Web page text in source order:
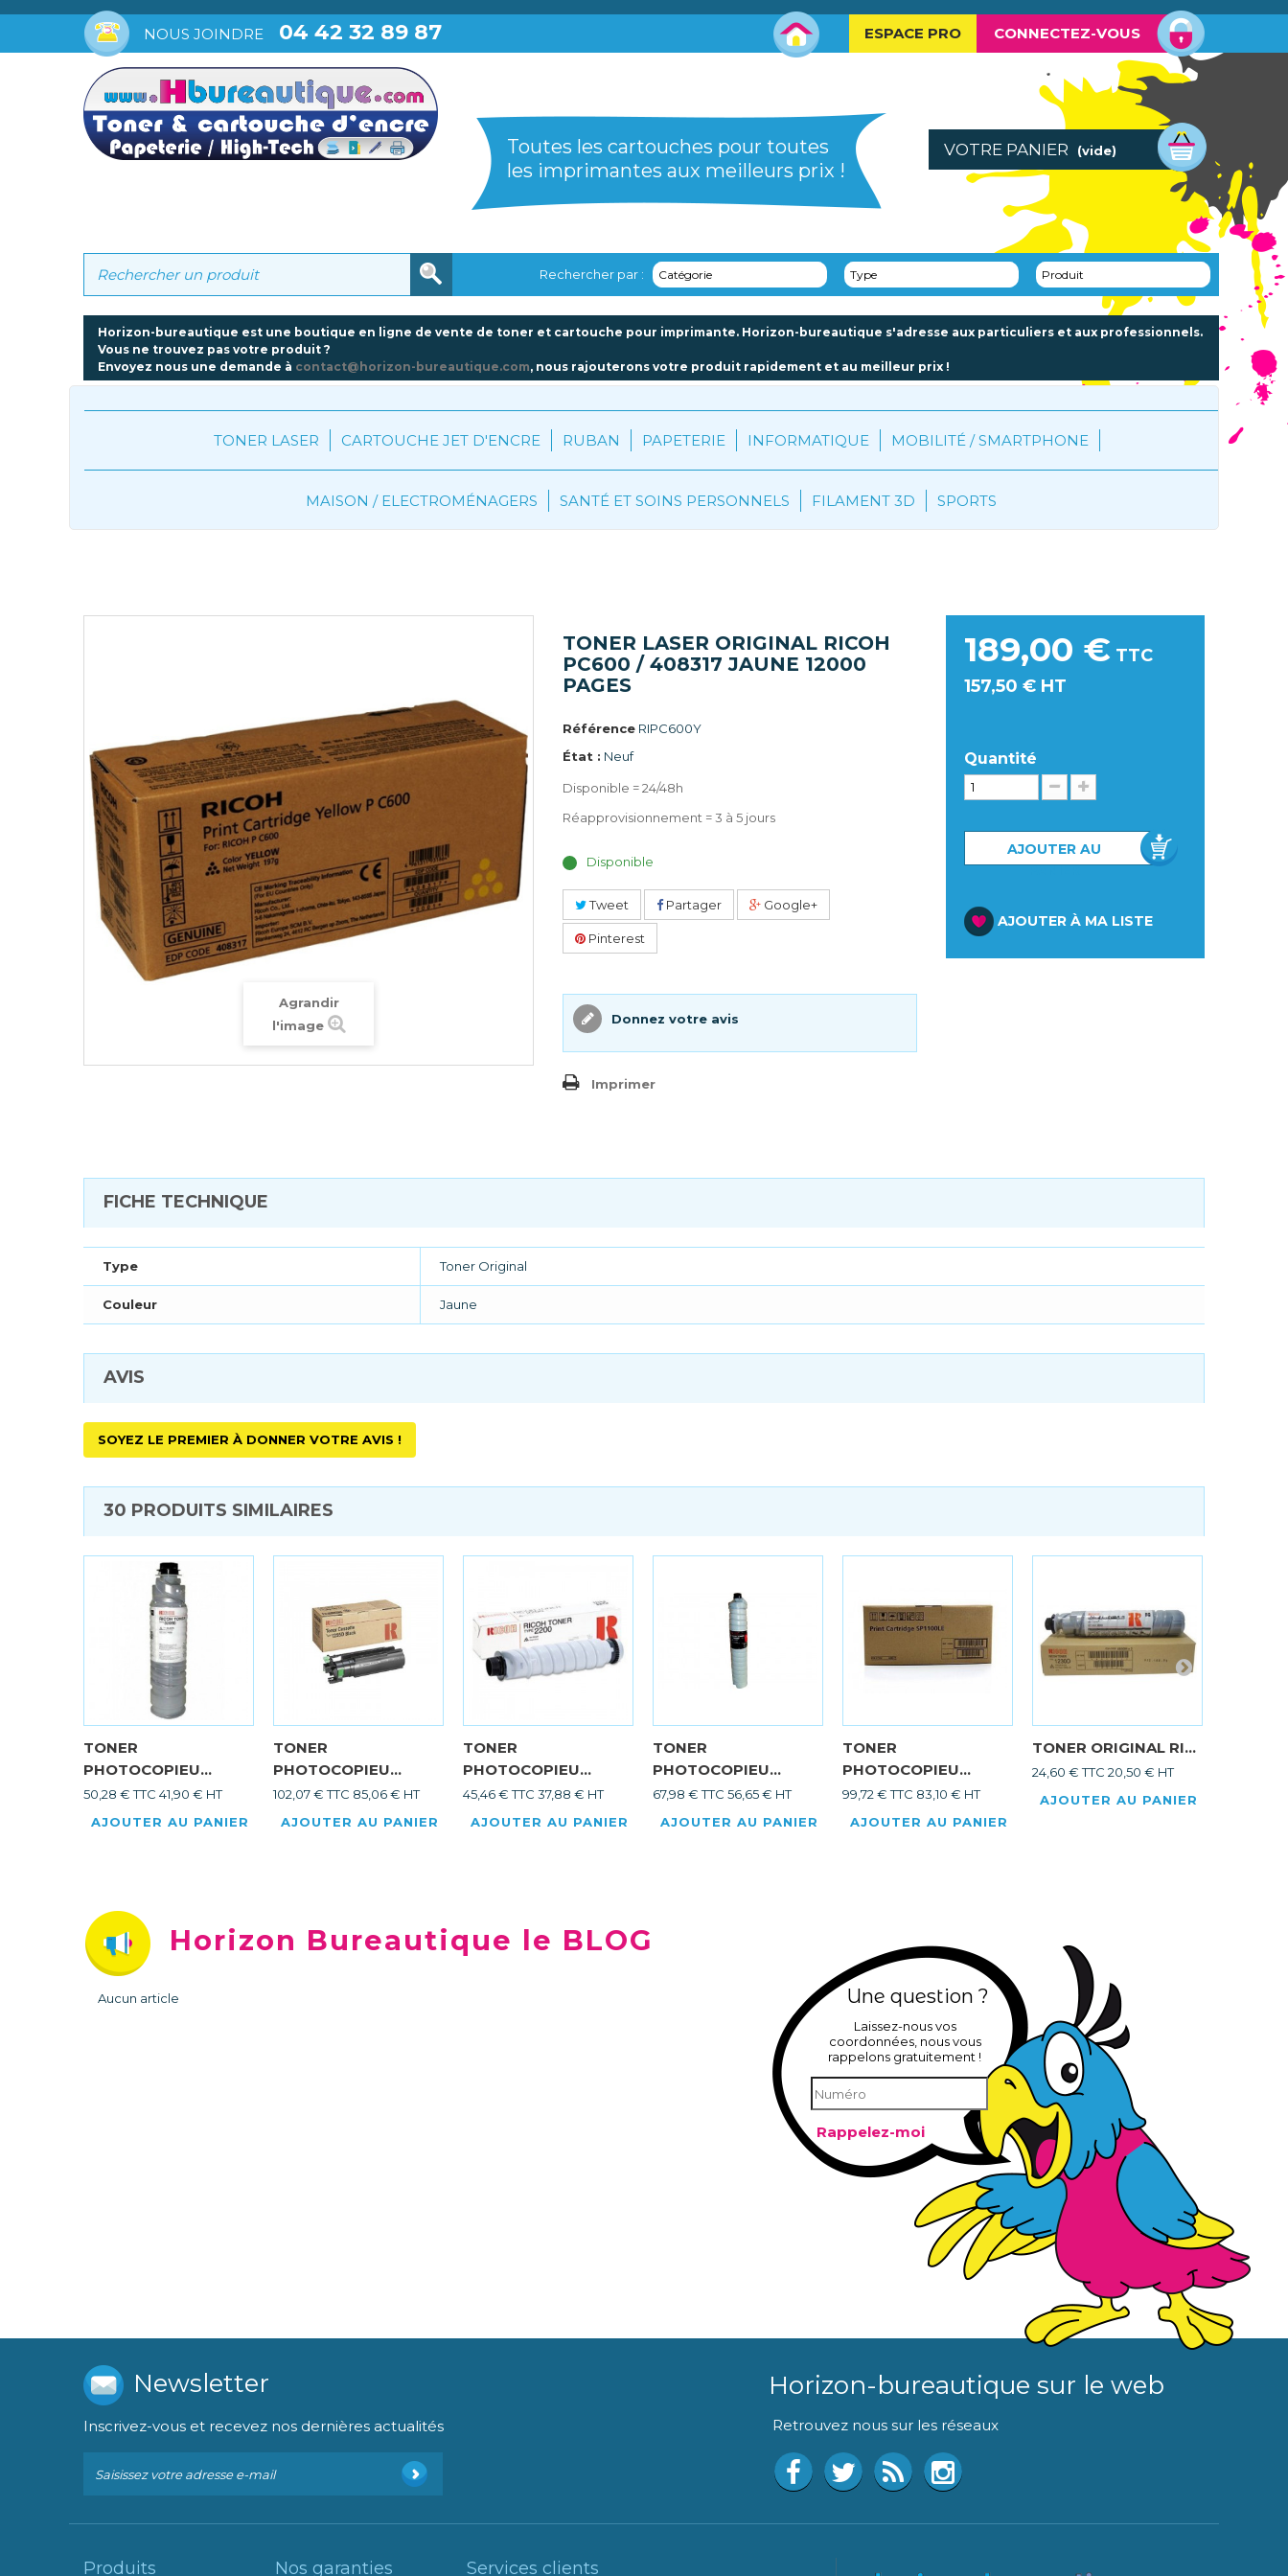
CONNECTEZ-VOUS
NOUS JOINDRE 04 42 32 89 87 ESPACE PRO
Toutes les cartouches pour toutes
les imprimantes aux meilleurs prix !
VOTRE PANIER (vide)
Rechercher par : Catégorie Type Produit
Horizon-bureautique est une boutique en ligne de vente de toner et cartouche pour imprimante. Horizon-bureautique s'adresse aux particuliers et aux professionnels.
Vous ne trouvez pas votre produit ?
Envoyez nous une demande à contact@horizon-bureautique.com, nous rajouterons votre produit rapidement et au meilleur prix !
TONER LASER CARTOUCHE JET D'ENCRE RUBAN PAPETERIE INFORMATIQUE MOBILITÉ / SMARTPHONE
MAISON / ELECTROMÉNAGERS SANTÉ ET SOINS PERSONNELS FILAMENT 3D SPORTS
Agrandir
l'image
TONER LASER ORIGINAL RICOH
PC600 / 408317 JAUNE 12000
PAGES
Référence RIPC600Y
État : Neuf
Disponible = 24/48h
Réapprovisionnement = 3 à 5 jours
Disponible
Tweet Partager Google+
Pinterest
Donnez votre avis
Imprimer
189,00 € TTC
157,50 € HT
Quantité
AJOUTER AU
PANIER
AJOUTER À MA LISTE
FICHE TECHNIQUE
Type Toner Original
Couleur Jaune
AVIS
SOYEZ LE PREMIER À DONNER VOTRE AVIS !
30 PRODUITS SIMILAIRES
TONER
PHOTOCOPIEU...
50,28 € TTC 41,90 € HT
AJOUTER AU PANIER
TONER
PHOTOCOPIEU...
102,07 € TTC 85,06 € HT
AJOUTER AU PANIER
TONER
PHOTOCOPIEU...
45,46 € TTC 37,88 € HT
AJOUTER AU PANIER
TONER
PHOTOCOPIEU...
67,98 € TTC 56,65 € HT
AJOUTER AU PANIER
TONER
PHOTOCOPIEU...
99,72 € TTC 83,10 € HT
AJOUTER AU PANIER
TONER ORIGINAL RI...
24,60 € TTC 20,50 € HT
AJOUTER AU PANIER
Horizon Bureautique le BLOG
Aucun article Une question ?
Laissez-nous vos
coordonnées, nous vous
rappelons gratuitement !
Newsletter
Inscrivez-vous et recevez nos dernières actualités
Horizon-bureautique sur le web
Retrouvez nous sur les réseaux
Produits Nos garanties Services clients